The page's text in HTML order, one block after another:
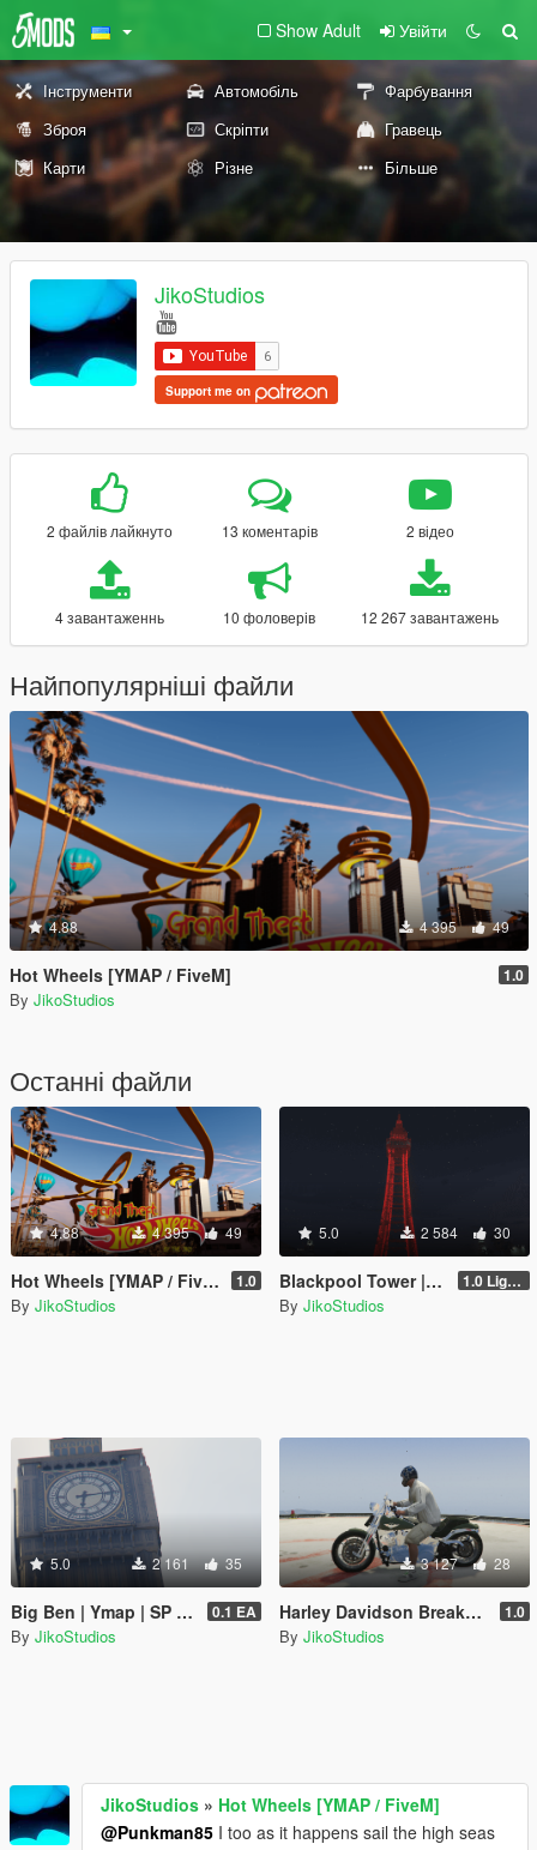
Show Adult Увійти
Інструменти Автомобіль
Фарбування
Зброя
Скріпти
Гравець
Карти
Різне Більше
JikoStudios
Support me on
2 файлів лайкнуто 13 коментарів 2 відео
4 завантаженнь 10 фоловерів 12 267 завантажень
Найпопулярніші файли
4.88 4 395 49
Hot Wheels [YMAP / FiveM] 1.0
By JikoStudios
Останні файли
4.88 4 395 49
Hot Wheels [YMAP / FiveM] 1.0
By JikoStudios
5.0 2 584 30
Blackpool Tower | Lights [SP Add-On] 1.0 Lights
By JikoStudios
5.0 2 161 35
Big Ben | Ymap | SP | Addon 0.1 EA
By JikoStudios
3 127 28
Harley Davidson Breakout [Add-On] 1.0
By JikoStudios
JikoStudios » Hot Wheels [YMAP / FiveM]
@Punkman85 I too as it happens sail the high seas